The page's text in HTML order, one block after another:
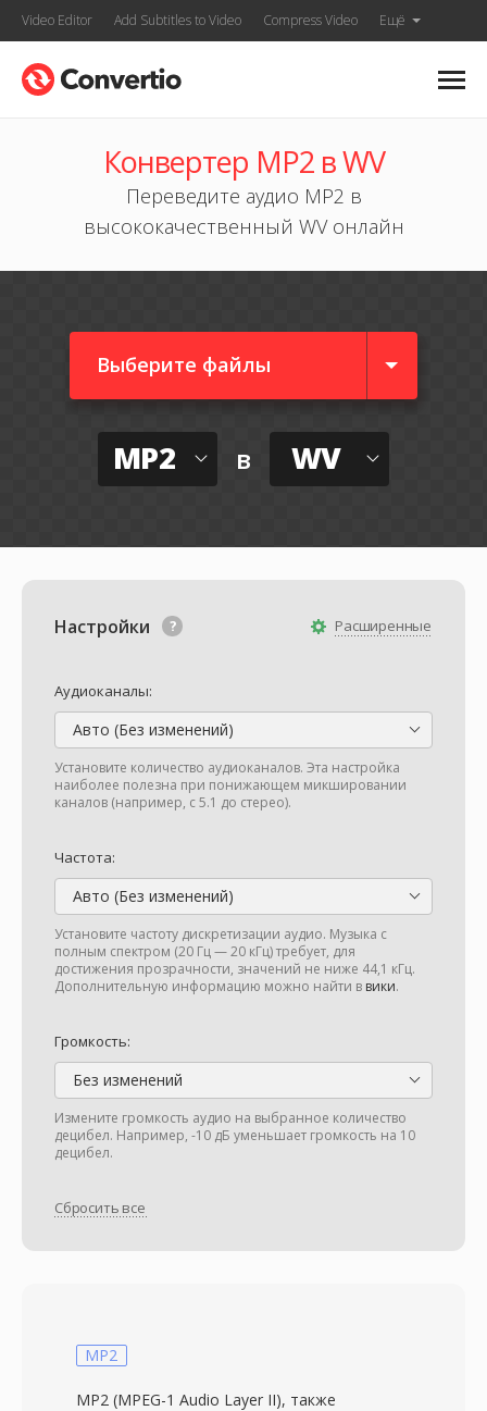
Video Editor Add Subtitles to Video Compress Video Ещё
Конвертер MP2 в WV
Переведите аудио MP2 в
высококачественный WV онлайн
Выберите файлы
MP2 в WV
Расширенные
Настройки
Аудиоканалы:
Авто (Без изменений)
Установите количество аудиоканалов. Эта настройка
наиболее полезна при понижающем микшировании
каналов (например, с 5.1 до стерео).
Частота:
Авто (Без изменений)
Установите частоту дискретизации аудио. Музыка с
полным спектром (20 Гц — 20 кГц) требует, для
достижения прозрачности, значений не ниже 44,1 кГц.
Дополнительную информацию можно найти в вики.
Громкость:
Без изменений
Измените громкость аудио на выбранное количество
децибел. Например, -10 дБ уменьшает громкость на 10
децибел.
Сбросить все
MP2
MP2 (MPEG-1 Audio Layer II), также